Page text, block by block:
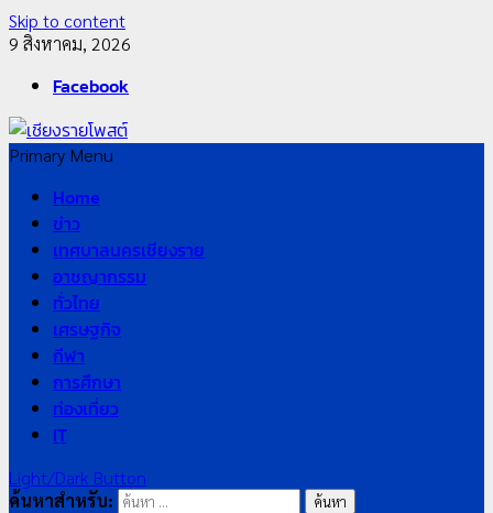
Skip to content
9 สิงหาคม, 2026
Facebook
Primary Menu
Home
ข่าว
เทศบาลนครเชียงราย
อาชญากรรม
ทั่วไทย
เศรษฐกิจ
กีฬา
การศึกษา
ท่องเที่ยว
IT
Light/Dark Button
ค้นหาสำหรับ: